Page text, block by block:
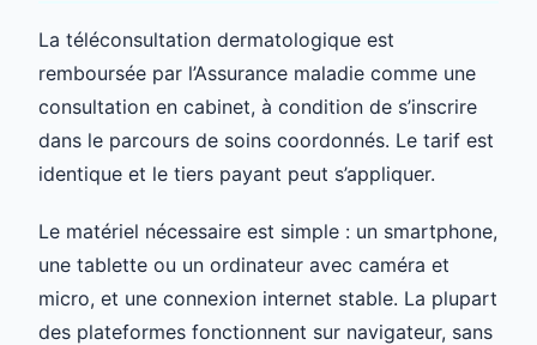
La téléconsultation dermatologique est
remboursée par l’Assurance maladie comme une
consultation en cabinet, à condition de s’inscrire
dans le parcours de soins coordonnés. Le tarif est
identique et le tiers payant peut s’appliquer.
Le matériel nécessaire est simple : un smartphone,
une tablette ou un ordinateur avec caméra et
micro, et une connexion internet stable. La plupart
des plateformes fonctionnent sur navigateur, sans